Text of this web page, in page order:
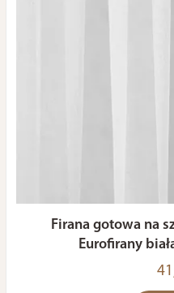
Firana gotowa na
Eurofirany